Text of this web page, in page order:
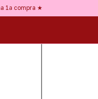
1ª compra ★
★